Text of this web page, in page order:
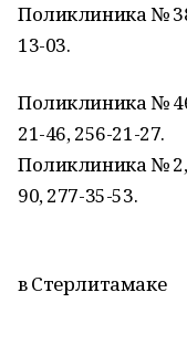
Поликлиника №
13-03.
Поликлиника №
21-46, 256-21-27.
Поликлиника № 2,
90, 277-35-53.
в Стерлитамаке